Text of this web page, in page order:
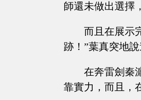
師還未做出選擇
而且在展示
跡！”葉真突地說
在奔雷劍秦
靠實力，而且，